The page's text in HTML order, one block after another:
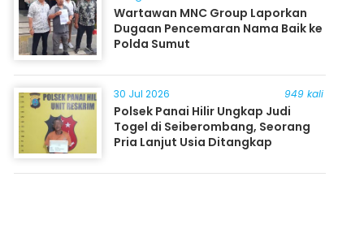
Wartawan MNC Group Laporkan
Dugaan Pencemaran Nama Baik ke
Polda Sumut
30 Jul 2026 949 kali
Polsek Panai Hilir Ungkap Judi
Togel di Seiberombang, Seorang
Pria Lanjut Usia Ditangkap